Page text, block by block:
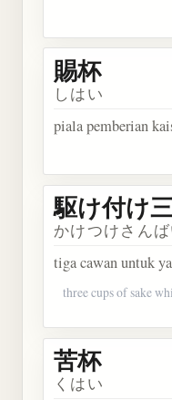
賜杯
しはい
piala pemberian
駆け付け
かけつけさん
tiga cawan untuk
three cups of sake
苦杯
くはい